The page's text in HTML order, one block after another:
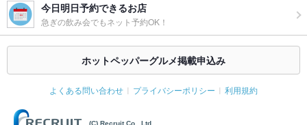
今日明日予約できるお店
急ぎの飲み会でもネット予約OK！
ホットペッパーグルメ掲載申込み
よくある問い合わせ プライバシーポリシー 利用規約